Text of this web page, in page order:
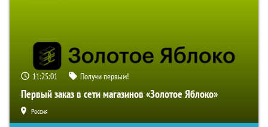
11:25:00 Получи первым!
Первый заказ в сети магазинов «Золотое Яблоко»
Россия